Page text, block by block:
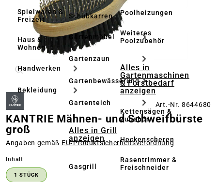
Spielwaren &
Freizeit
Haus &
Wohnen
Handwerken
Bekleidung
Schubkarren
Gartenmöbel
Gartenzaun
Gartenbewässerung
Gartenteich
Alles in Grill
anzeigen
Gasgrill
Poolheizungen
Weiteres
Poolzubehör
Alles in
Gartenmaschinen
& Forstbedarf
anzeigen
Kettensägen &
Zubehör
Heckenscheren
Rasentrimmer &
Freischneider
Art.-Nr. 8644680
KANTRIE Mähnen- und Schweifbürste
groß
Angaben gemäß EU‑Produktsicherheitsverordnung
Inhalt
1 STÜCK